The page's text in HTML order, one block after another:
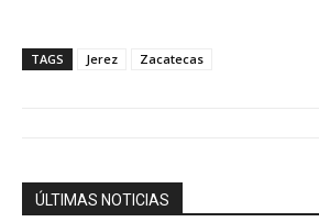
TAGS Jerez Zacatecas
ÚLTIMAS NOTICIAS